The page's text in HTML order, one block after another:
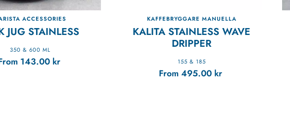
ACCESSORIES
JUG STAINLESS
350 & 600 ML
143.00 kr
KAFFEBRYGGARE MANUELLA
KALITA STAINLESS WAVE
DRIPPER
155 & 185
From 495.00 kr